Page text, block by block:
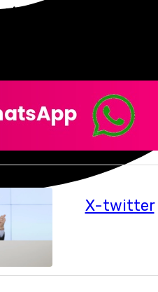
X-twitter
También apunta a
ante el Athletic,